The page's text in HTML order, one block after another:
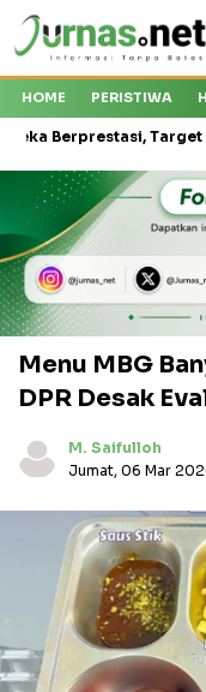
HOME PERISTIWA
Target Bentuk
Menu MBG
DPR Desak
M. Saifulloh
Jumat, 06 Mar